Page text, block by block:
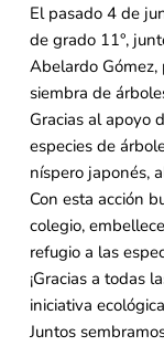
El pasado 4 de
de grado 11°,
Abelardo
siembra de
Gracias al apoyo
especies de
níspero japonés,
Con esta acción
colegio,
refugio a las
¡Gracias a todas
iniciativa
Juntos